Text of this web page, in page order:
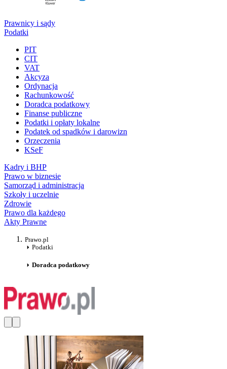
Prawnicy i sądy
Podatki
PIT
CIT
VAT
Akcyza
Ordynacja
Rachunkowość
Doradca podatkowy
Finanse publiczne
Podatki i opłaty lokalne
Podatek od spadków i darowizn
Orzeczenia
KSeF
Kadry i BHP
Prawo w biznesie
Samorząd i administracja
Szkoły i uczelnie
Zdrowie
Prawo dla każdego
Akty Prawne
Prawo.pl
Podatki
Doradca podatkowy